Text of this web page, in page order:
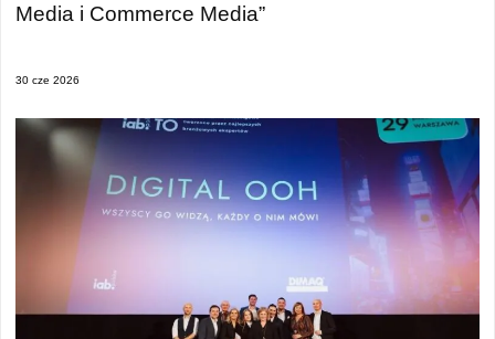
Media i Commerce Media”
30 cze 2026